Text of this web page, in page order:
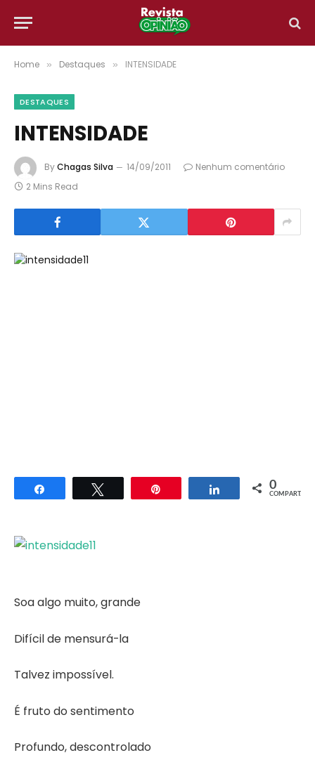
Home » Destaques » INTENSIDADE
DESTAQUES
INTENSIDADE
ByChagas Silva 14/09/2011
Nenhum comentário
2 Mins Read
Compartilhar Compartilhar
0
COMPART.
Soa algo muito, grande
Difícil de mensurá-la
Talvez impossível.
É fruto do sentimento
Profundo, descontrolado